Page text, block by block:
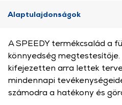
Alaptulajdonságok
A SPEEDY termékcsalád a
könnyedség
kifejezetten arra lettek
mindennapi
számodra a hatékony és